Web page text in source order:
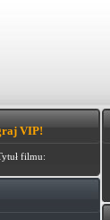
VIP!
filmu: